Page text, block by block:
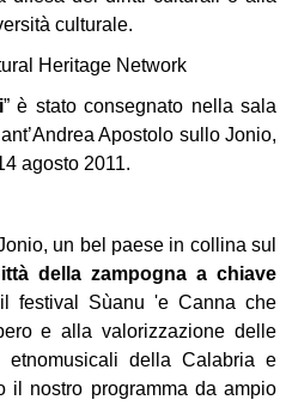
culturale.
Heritage Network
” è stato consegnato nella sala
Apostolo sullo Jonio,
agosto 2011.
un bel paese in collina sul
della zampogna a chiave
festival Sùanu 'e Canna che
e alla valorizzazione delle
etnomusicali della Calabria e
il nostro programma da ampio